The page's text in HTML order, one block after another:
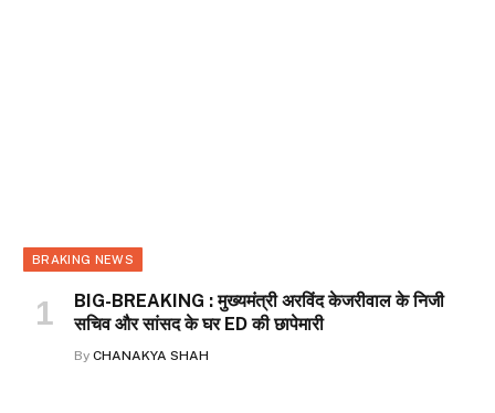
BRAKING NEWS
BIG-BREAKING : मुख्यमंत्री अरविंद केजरीवाल के निजी
सचिव और सांसद के घर ED की छापेमारी
By CHANAKYA SHAH